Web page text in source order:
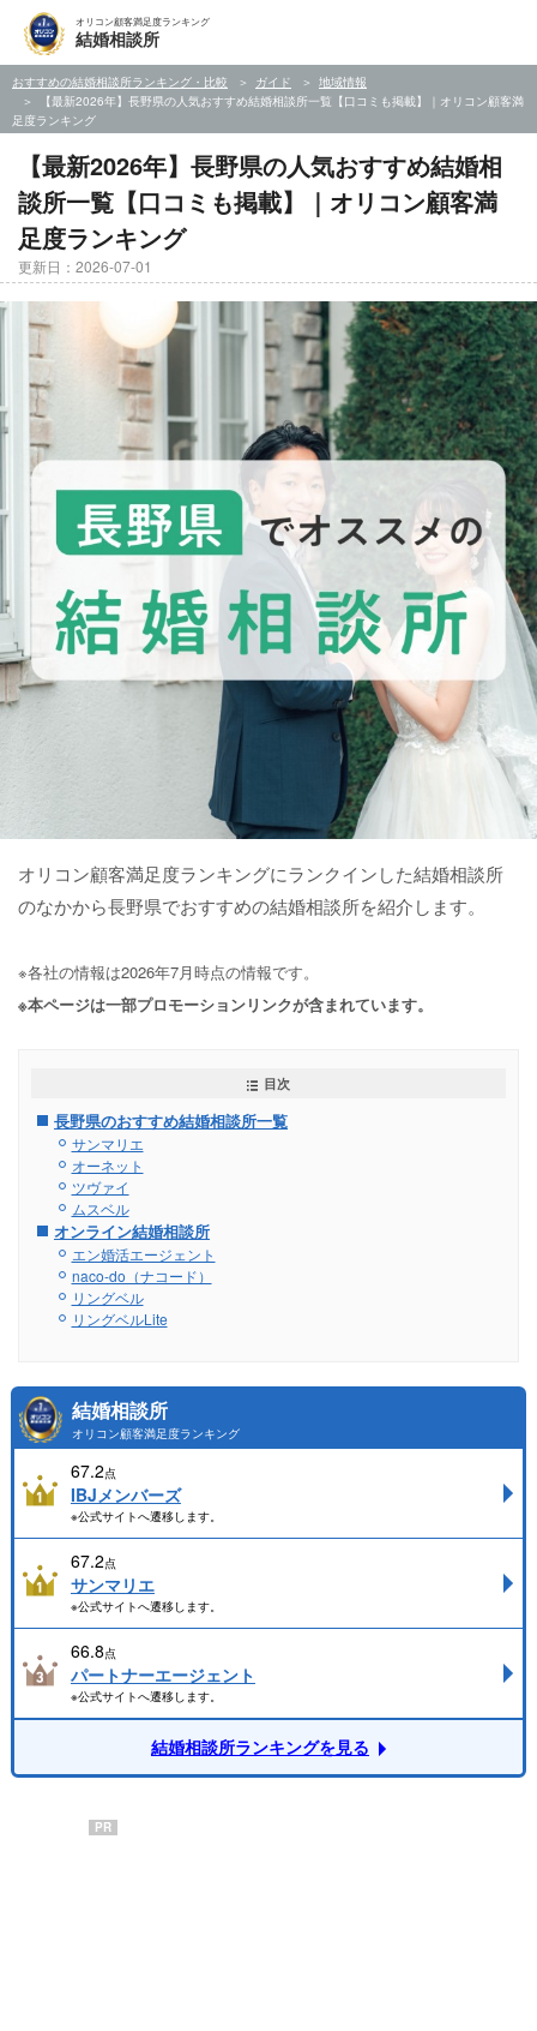
オリコン顧客満足度ランキング
結婚相談所
おすすめの結婚相談所ランキング・比較 ガイド
地域情報
【最新2026年】長野県の人気おすすめ結婚相談所一覧【口コミも掲載】｜オリコン顧客満
足度ランキング
【最新2026年】長野県の人気おすすめ結婚相
談所一覧【口コミも掲載】｜オリコン顧客満
足度ランキング
更新日：2026-07-01
オリコン顧客満足度ランキングにランクインした結婚相談所
のなかから長野県でおすすめの結婚相談所を紹介します。
※各社の情報は2026年7月時点の情報です。
※本ページは一部プロモーションリンクが含まれています。
目次
長野県のおすすめ結婚相談所一覧
サンマリエ
オーネット
ツヴァイ
ムスベル
オンライン結婚相談所
エン婚活エージェント
naco-do（ナコード）
リングベル
リングベルLite
結婚相談所
オリコン顧客満足度ランキング
67.2点
IBJメンバーズ
※公式サイトへ遷移します。
67.2点
サンマリエ
※公式サイトへ遷移します。
66.8点
パートナーエージェント
※公式サイトへ遷移します。
結婚相談所ランキングを見る
PR